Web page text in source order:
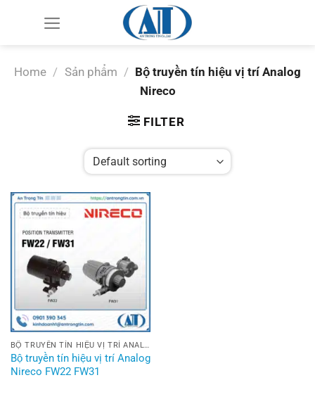
dungHome / Sản phẩm / Bộ truyền tín hiệu vị trí Analog
Nireco
FILTER
BỘ TRUYỀN TÍN HIỆU VỊ TRÍ ANALOG NIRECO
Bộ truyền tín hiệu vị trí Analog
Nireco FW22 FW31